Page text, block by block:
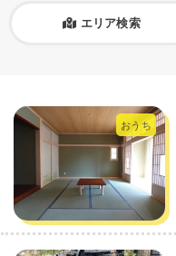
エリア検索
おうち